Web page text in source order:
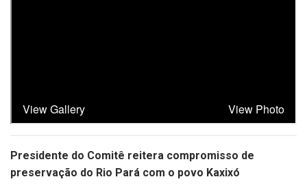
Presidente do Comitê reitera compromisso de
preservação do Rio Pará com o povo Kaxixó